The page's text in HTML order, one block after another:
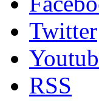
Twitter
RSS